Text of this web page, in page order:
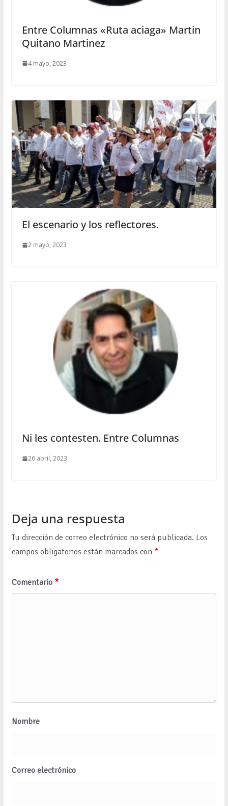
Entre Columnas «Ruta aciaga» Martin
Quitano Martinez
4 mayo, 2023
El escenario y los reflectores.
2 mayo, 2023
Ni les contesten. Entre Columnas
26 abril, 2023
Deja una respuesta
Tu dirección de correo electrónico no será publicada. Los
campos obligatorios están marcados con *
Comentario *
Nombre
Correo electrónico